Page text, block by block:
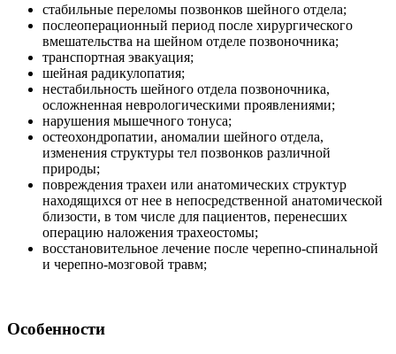
стабильные переломы позвонков шейного отдела;
послеоперационный период после хирургического
вмешательства на шейном отделе позвоночника;
транспортная эвакуация;
шейная радикулопатия;
нестабильность шейного отдела позвоночника,
осложненная неврологическими проявлениями;
нарушения мышечного тонуса;
остеохондропатии, аномалии шейного отдела,
изменения структуры тел позвонков различной
природы;
повреждения трахеи или анатомических структур
находящихся от нее в непосредственной анатомической
близости, в том числе для пациентов, перенесших
операцию наложения трахеостомы;
восстановительное лечение после черепно-спинальной
и черепно-мозговой травм;
Особенности